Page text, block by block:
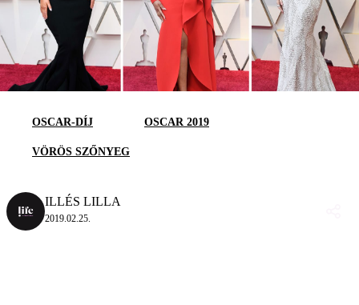
OSCAR-DÍJ OSCAR 2019
VÖRÖS SZŐNYEG
ILLÉS LILLA
2019.02.25.